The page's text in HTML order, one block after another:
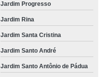
Jardim Progresso
Jardim Rina
Jardim Santa Cristina
Jardim Santo André
Jardim Santo Antônio de Pádua